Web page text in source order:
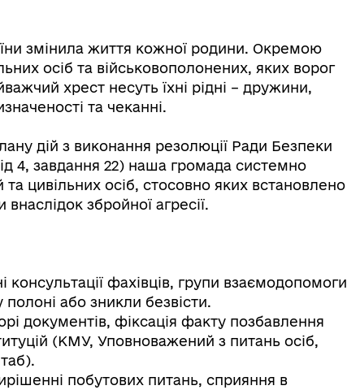
змінила життя кожної родини. Окремою
осіб та військовополонених, яких ворог
хрест несуть їхні рідні – дружини,
та чеканні.
дій з виконання резолюції Ради Безпеки
4, завдання 22) наша громада системно
цивільних осіб, стосовно яких встановлено
збройної агресії.
консультації фахівців, групи взаємодопомоги
або зникли безвісти.
документів, фіксація факту позбавлення
(КМУ, Уповноважений з питань осіб,
побутових питань, сприяння в